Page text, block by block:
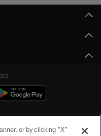
or by clicking "X"